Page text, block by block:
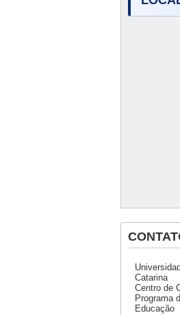
Catarina
Centro de
Programa
Educação